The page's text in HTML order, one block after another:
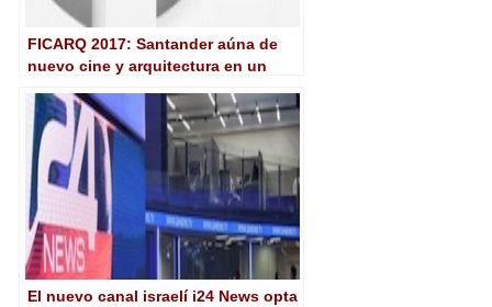
FICARQ 2017: Santander aúna de
nuevo cine y arquitectura en un
El nuevo canal israelí i24 News opta